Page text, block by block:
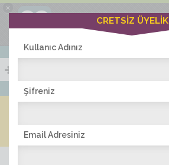
×
Ciddiask Uygulaması
+1 Hafta Gold Üyelik Kazan
Bedava - com.ciddi.ask
CRETSİZ ÜYELİK
Kullanıc Adınız
Şifreniz
Email Adresiniz